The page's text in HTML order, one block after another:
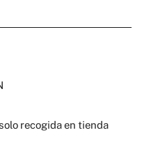
recogida en tienda